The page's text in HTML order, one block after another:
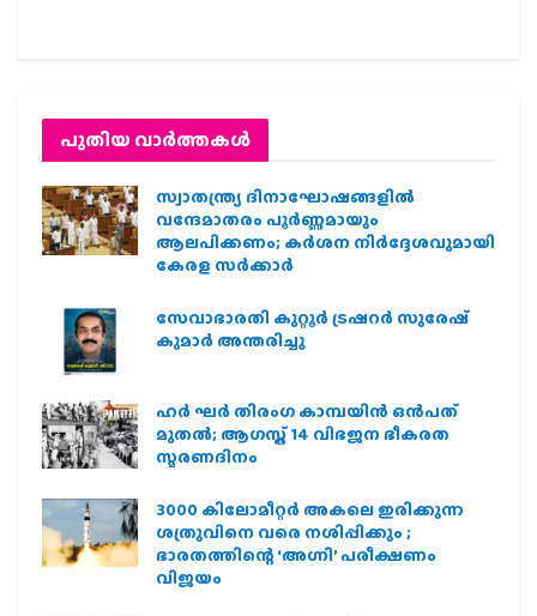
പുതിയ വാര്‍ത്തകള്‍
സ്വാതന്ത്ര്യ ദിനാഘോഷങ്ങളിൽ
വന്ദേമാതരം പൂർണ്ണമായും
ആലപിക്കണം; കർശന നിർദ്ദേശവുമായി
കേരള സർക്കാർ
സേവാഭാരതി കുറ്റൂർ ട്രഷറർ സുരേഷ്
കുമാർ അന്തരിച്ചു
ഹര്‍ ഘര്‍ തിരംഗ കാമ്പയിന്‍ ഒന്‍പത്
മുതല്‍; ആഗസ്ത് 14 വിഭജന ഭീകരത
സ്മരണദിനം
3000 കിലോമീറ്റർ അകലെ ഇരിക്കുന്ന
ശത്രുവിനെ വരെ നശിപ്പിക്കും ;
ഭാരതത്തിന്റെ ‘അഗ്നി’ പരീക്ഷണം
വിജയം